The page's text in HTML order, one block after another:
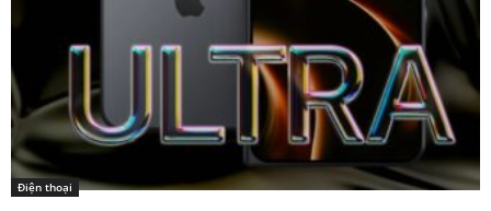
Điện thoại